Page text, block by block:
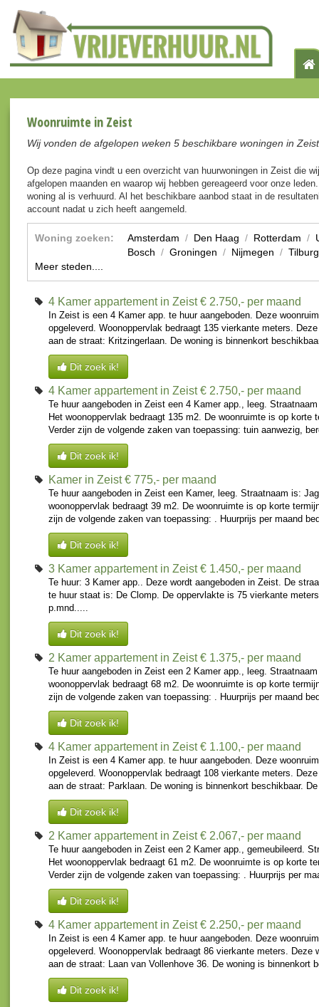
Woonruimte in Zeist
Wij vonden de afgelopen weken 5 beschikbare woningen in
Op deze pagina vindt u een overzicht van huurwoningen in Zeist die
afgelopen maanden en waarop wij hebben gereageerd voor onze
woning al is verhuurd. Al het beschikbare aanbod staat in de
account nadat u zich heeft aangemeld.
Woning zoeken: Amsterdam / Den Haag / Rotterdam /
Bosch / Groningen / Nijmegen / Tilburg
Meer steden....
4 Kamer appartement in Zeist € 2.750,- per maand
In Zeist is een 4 Kamer app. te huur aangeboden. Deze
opgeleverd. Woonoppervlak bedraagt 135 vierkante meters.
aan de straat: Kritzingerlaan. De woning is binnenkort
Dit zoek ik!
4 Kamer appartement in Zeist € 2.750,- per maand
Te huur aangeboden in Zeist een 4 Kamer app., leeg.
Het woonoppervlak bedraagt 135 m2. De woonruimte is op korte
Verder zijn de volgende zaken van toepassing: tuin aanwezig,
Dit zoek ik!
Kamer in Zeist € 775,- per maand
Te huur aangeboden in Zeist een Kamer, leeg. Straatnaam is:
woonoppervlak bedraagt 39 m2. De woonruimte is op korte
zijn de volgende zaken van toepassing: . Huurprijs per maand
Dit zoek ik!
3 Kamer appartement in Zeist € 1.450,- per maand
Te huur: 3 Kamer app.. Deze wordt aangeboden in Zeist. De
te huur staat is: De Clomp. De oppervlakte is 75 vierkante
p.mnd.....
Dit zoek ik!
2 Kamer appartement in Zeist € 1.375,- per maand
Te huur aangeboden in Zeist een 2 Kamer app., leeg.
woonoppervlak bedraagt 68 m2. De woonruimte is op korte
zijn de volgende zaken van toepassing: . Huurprijs per maand
Dit zoek ik!
4 Kamer appartement in Zeist € 1.100,- per maand
In Zeist is een 4 Kamer app. te huur aangeboden. Deze
opgeleverd. Woonoppervlak bedraagt 108 vierkante meters.
aan de straat: Parklaan. De woning is binnenkort beschikbaar.
Dit zoek ik!
2 Kamer appartement in Zeist € 2.067,- per maand
Te huur aangeboden in Zeist een 2 Kamer app., gemeubileerd.
Het woonoppervlak bedraagt 61 m2. De woonruimte is op korte
Verder zijn de volgende zaken van toepassing: . Huurprijs per
Dit zoek ik!
4 Kamer appartement in Zeist € 2.250,- per maand
In Zeist is een 4 Kamer app. te huur aangeboden. Deze
opgeleverd. Woonoppervlak bedraagt 86 vierkante meters. Deze
aan de straat: Laan van Vollenhove 36. De woning is binnenkort
Dit zoek ik!